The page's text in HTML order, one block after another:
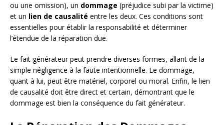
ou une omission), un dommage (préjudice subi par la victime)
et un lien de causalité entre les deux. Ces conditions sont
essentielles pour établir la responsabilité et déterminer
l’étendue de la réparation due.
Le fait générateur peut prendre diverses formes, allant de la
simple négligence à la faute intentionnelle. Le dommage,
quant à lui, peut être matériel, corporel ou moral. Enfin, le lien
de causalité doit être direct et certain, démontrant que le
dommage est bien la conséquence du fait générateur.